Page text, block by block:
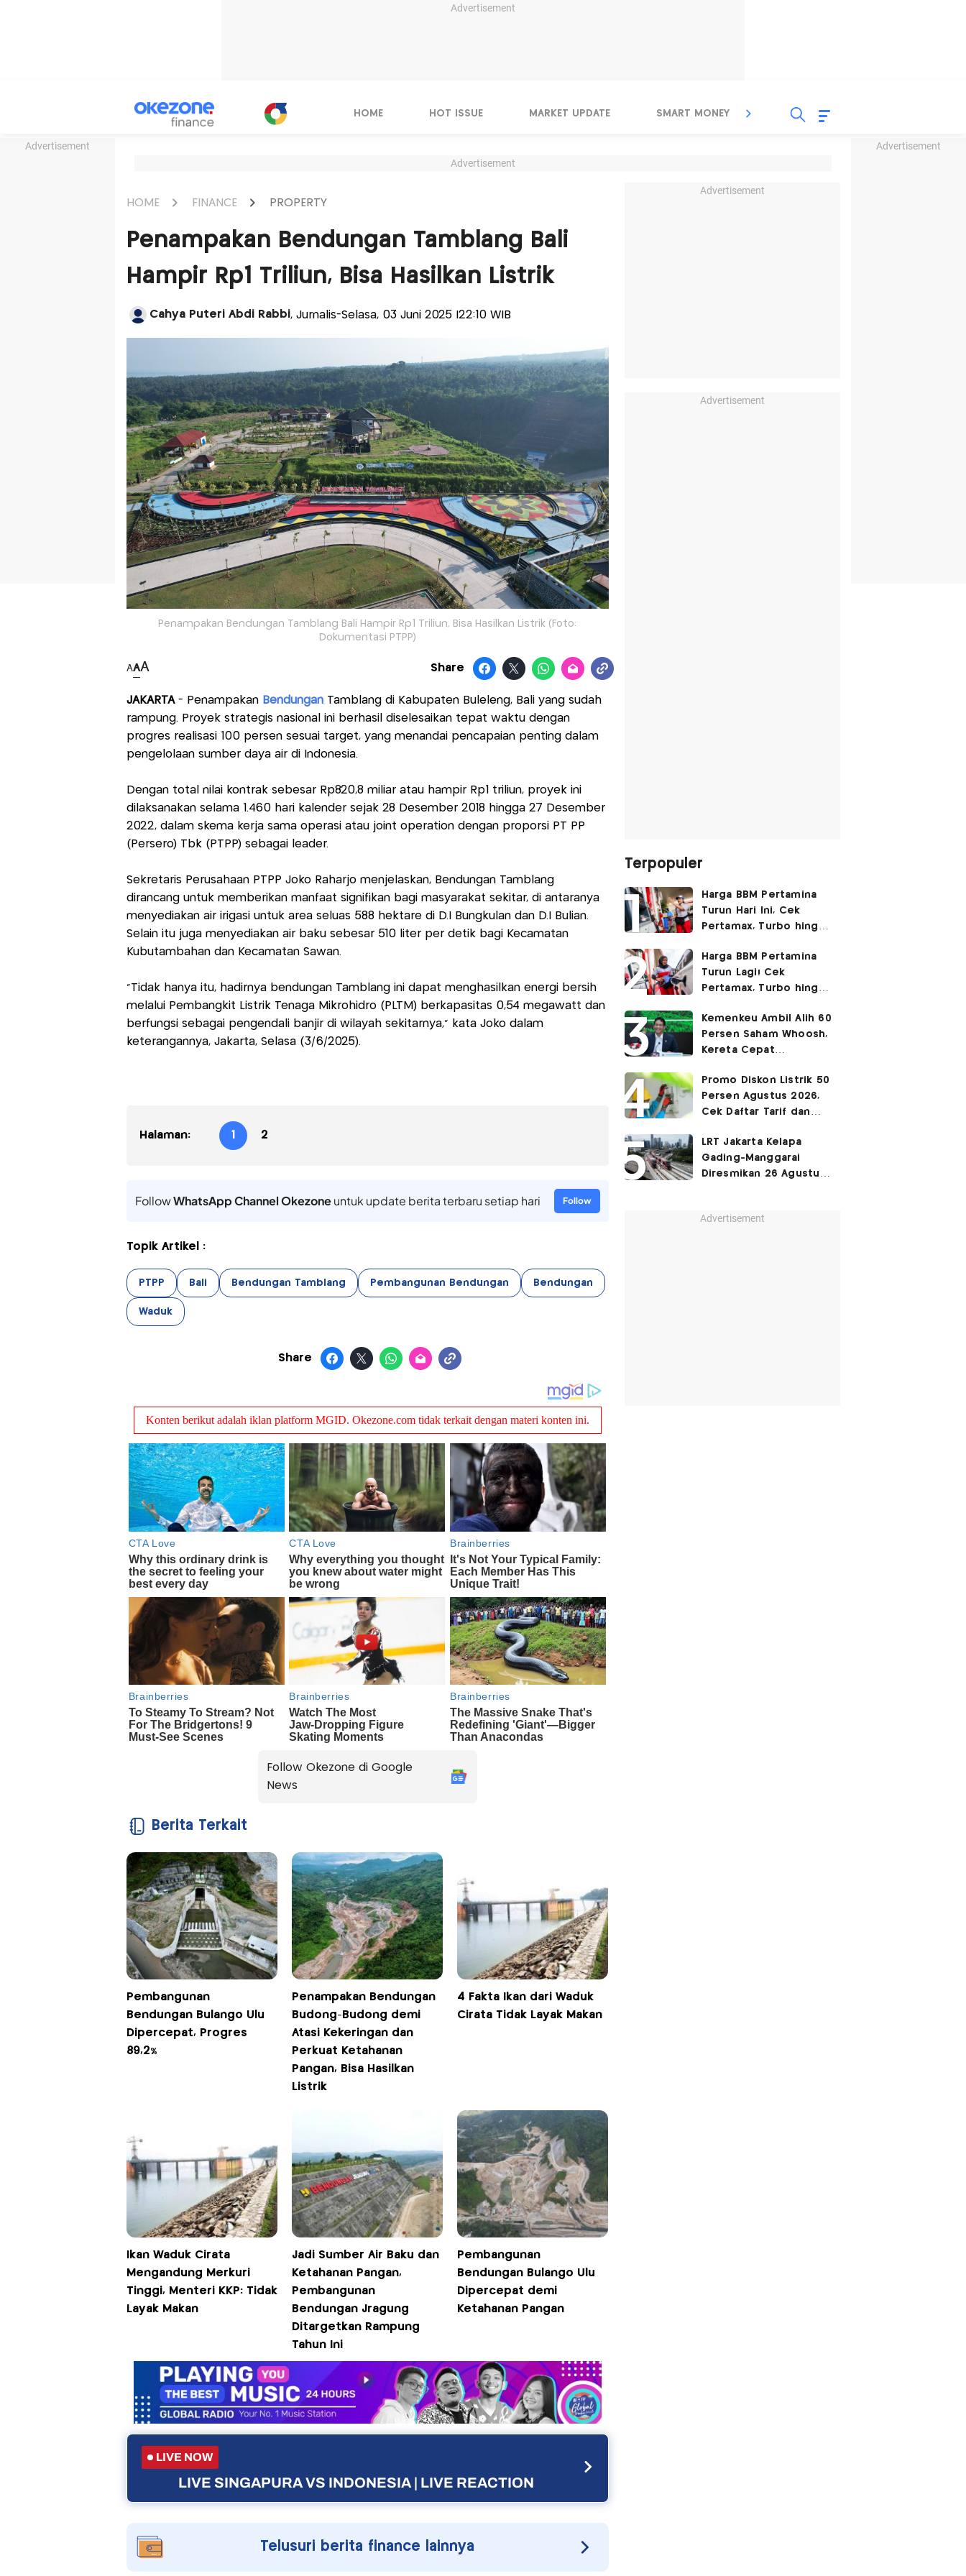
Advertisement
Advertisement Advertisement
HOME HOT ISSUE MARKET UPDATE SMART MONEY INSPIRASI BISNIS
Advertisement
HOME FINANCE PROPERTY
Penampakan Bendungan Tamblang Bali
Hampir Rp1 Triliun, Bisa Hasilkan Listrik
Cahya Puteri Abdi Rabbi, Jurnalis-Selasa, 03 Juni 2025 |22:10 WIB
Penampakan Bendungan Tamblang Bali Hampir Rp1 Triliun, Bisa Hasilkan Listrik (Foto:
Dokumentasi PTPP)
AAA Share
JAKARTA- Penampakan BendunganTamblang di Kabupaten Buleleng, Bali yang sudah
rampung. Proyek strategis nasional ini berhasil diselesaikan tepat waktu dengan
progres realisasi 100 persen sesuai target, yang menandai pencapaian penting dalam
pengelolaan sumber daya air di Indonesia.
Dengan total nilai kontrak sebesar Rp820,8 miliar atau hampir Rp1 triliun, proyek ini
dilaksanakan selama 1.460 hari kalender sejak 28 Desember 2018 hingga 27 Desember
2022, dalam skema kerja sama operasi atau joint operation dengan proporsi PT PP
(Persero) Tbk (PTPP) sebagai leader.
Sekretaris Perusahaan PTPP Joko Raharjo menjelaskan, Bendungan Tamblang
dirancang untuk memberikan manfaat signifikan bagi masyarakat sekitar, di antaranya
menyediakan air irigasi untuk area seluas 588 hektare di D.I Bungkulan dan D.I Bulian.
Selain itu juga menyediakan air baku sebesar 510 liter per detik bagi Kecamatan
Kubutambahan dan Kecamatan Sawan.
“Tidak hanya itu, hadirnya bendungan Tamblang ini dapat menghasilkan energi bersih
melalui Pembangkit Listrik Tenaga Mikrohidro (PLTM) berkapasitas 0,54 megawatt dan
berfungsi sebagai pengendali banjir di wilayah sekitarnya,” kata Joko dalam
keterangannya, Jakarta, Selasa (3/6/2025).
Halaman: 1 2
FollowWhatsApp Channel Okezoneuntuk update berita terbaru setiap hari Follow
Topik Artikel :
PTPP Bali Bendungan Tamblang Pembangunan Bendungan Bendungan
Waduk
Share
Follow Okezone di Google
News
Berita Terkait
Pembangunan
Bendungan Bulango Ulu
Dipercepat, Progres
89,2%
Penampakan Bendungan
Budong-Budong demi
Atasi Kekeringan dan
Perkuat Ketahanan
Pangan, Bisa Hasilkan
Listrik
4 Fakta Ikan dari Waduk
Cirata Tidak Layak Makan
Ikan Waduk Cirata
Mengandung Merkuri
Tinggi, Menteri KKP: Tidak
Layak Makan
Jadi Sumber Air Baku dan
Ketahanan Pangan,
Pembangunan
Bendungan Jragung
Ditargetkan Rampung
Tahun Ini
Pembangunan
Bendungan Bulango Ulu
Dipercepat demi
Ketahanan Pangan
LIVE NOW
LIVE SINGAPURA VS INDONESIA | LIVE REACTION
Telusuri berita finance lainnya
Advertisement
Advertisement
Terpopuler
Harga BBM Pertamina
Turun Hari Ini, Cek
Pertamax, Turbo hingga
2026
Harga BBM Pertamina
Turun Lagi! Cek
Pertamax, Turbo hingga
Agustus 2026
Kemenkeu Ambil Alih 60
Persen Saham Whoosh,
Kereta Cepat
Surabaya
Promo Diskon Listrik 50
Persen Agustus 2026,
Cek Daftar Tarif dan
LRT Jakarta Kelapa
Gading-Manggarai
Diresmikan 26 Agustus
Advertisement